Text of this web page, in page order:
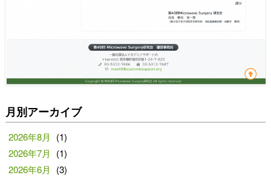
月別アーカイブ
2026年8月
(1)
2026年7月
(1)
2026年6月
(3)